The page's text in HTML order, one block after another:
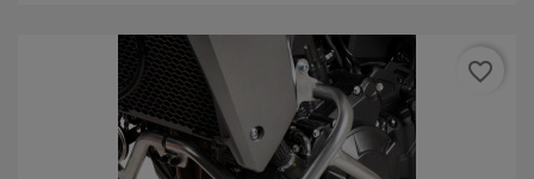
favorite_border